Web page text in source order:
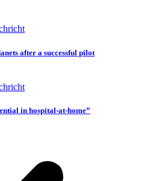
after a successful pilot
in hospital-at-home”